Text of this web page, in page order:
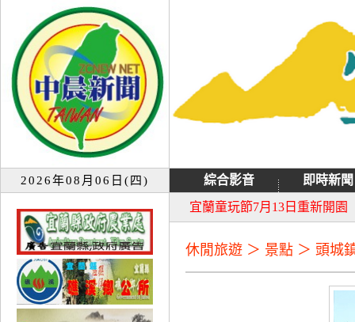
2026年08月06日(四) 綜合影音
即時新聞
宜蘭童玩節7月13日重新開園
大同音樂祭延期至8月9日禮
休閒旅遊 ＞ 景點 ＞ 頭城